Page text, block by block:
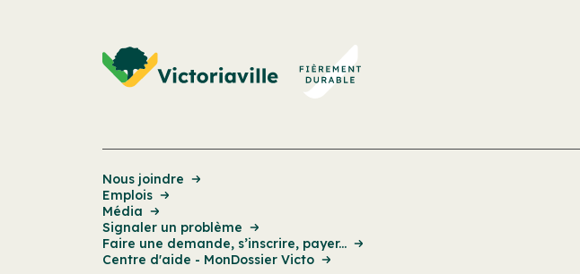
Nous joindre
Emplois
Média
Signaler un problème
Faire une demande, s’inscrire, payer...
Centre d'aide - MonDossier Victo